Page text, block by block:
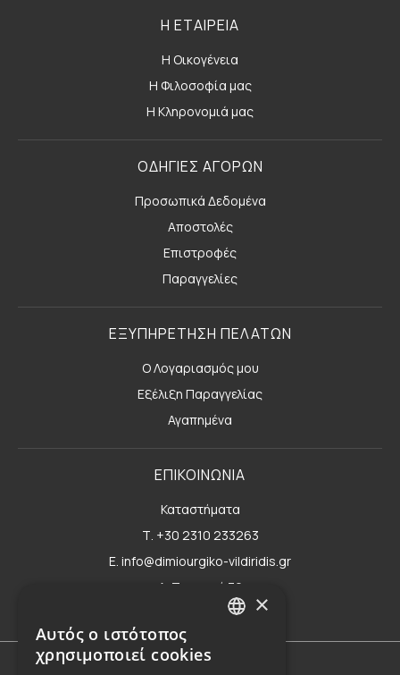
Η ΕΤΑΙΡΕΙΑ
Η Οικογένεια
Η Φιλοσοφία μας
Η Κληρονομιά μας
ΟΔΗΓΙΕΣ ΑΓΟΡΩΝ
Προσωπικά Δεδομένα
Αποστολές
Επιστροφές
Παραγγελίες
ΕΞΥΠΗΡΕΤΗΣΗ ΠΕΛΑΤΩΝ
Ο Λογαριασμός μου
Εξέλιξη Παραγγελίας
Αγαπημένα
ΕΠΙΚΟΙΝΩΝΙΑ
Καταστήματα
Τ. +30 2310 233263
E. info@dimiourgiko-vildiridis.gr
Δ. Τσιμισκή 70
Φόρμα επικοινωνίας×
Αυτός ο ιστότοπος
χρησιμοποιεί cookies